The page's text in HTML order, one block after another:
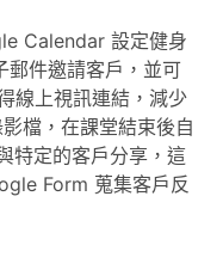
Calendar 設定健身
郵件邀請客戶，並可
線上視訊連結，減少
檔，在課堂結束後自
特定的客戶分享，這
Form 蒐集客戶反